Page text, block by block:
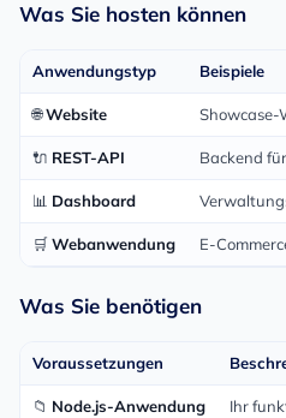
Was Sie hosten können
Anwendungstyp Beispiele
🌐Website Showcase-
🔌 REST-API Backend
📊 Dashboard
🛒 Webanwendung E-
Was Sie benötigen
Voraussetzungen
📁 Node.js-Anwendung Ihr